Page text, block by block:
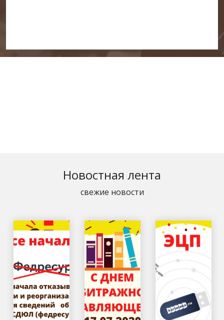
Новостная лента
свежие новости